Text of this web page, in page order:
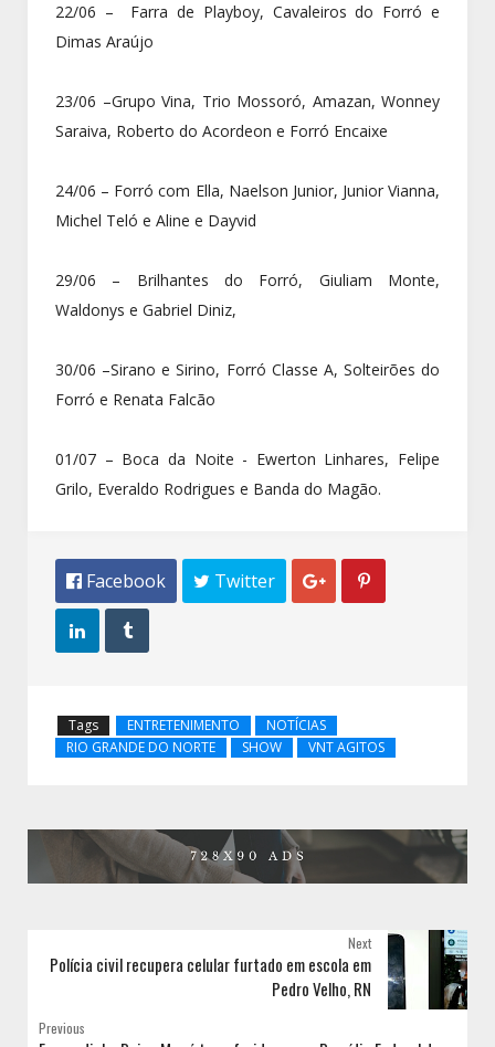
22/06 – Farra de Playboy, Cavaleiros do Forró e
Dimas Araújo
23/06 –Grupo Vina, Trio Mossoró, Amazan, Wonney
Saraiva, Roberto do Acordeon e Forró Encaixe
24/06 – Forró com Ella, Naelson Junior, Junior Vianna,
Michel Teló e Aline e Dayvid
29/06 – Brilhantes do Forró, Giuliam Monte,
Waldonys e Gabriel Diniz,
30/06 –Sirano e Sirino, Forró Classe A, Solteirões do
Forró e Renata Falcão
01/07 – Boca da Noite - Ewerton Linhares, Felipe
Grilo, Everaldo Rodrigues e Banda do Magão.
 Facebook  Twitter  
 
Tags ENTRETENIMENTO
NOTÍCIAS
RIO GRANDE DO NORTE
SHOW VNT AGITOS
Next
Polícia civil recupera celular furtado em escola em
Pedro Velho, RN
Previous